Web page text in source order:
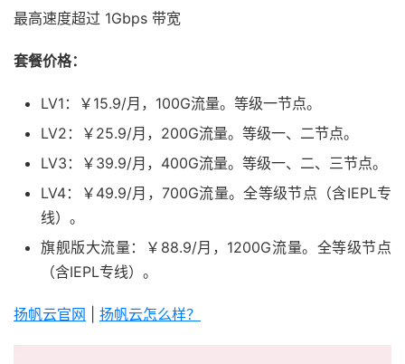
最高速度超过 1Gbps 带宽
套餐价格：
LV1：￥15.9/月，100G流量。等级一节点。
LV2：￥25.9/月，200G流量。等级一、二节点。
LV3：￥39.9/月，400G流量。等级一、二、三节点。
LV4：￥49.9/月，700G流量。全等级节点（含IEPL专
线）。
旗舰版大流量：￥88.9/月，1200G流量。全等级节点
（含IEPL专线）。
扬帆云官网 扬帆云怎么样？